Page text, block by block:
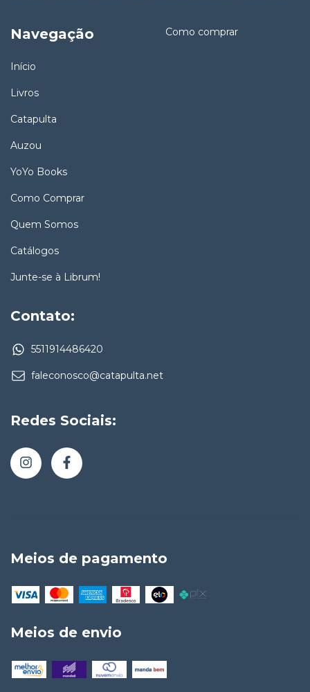
Navegação
Início
Livros
Catapulta
Auzou
YoYo Books
Como Comprar
Quem Somos
Catálogos
Junte-se à Librum!
Como comprar
Contato:
5511914486420
faleconosco@catapulta.net
Redes Sociais:
Meios de pagamento
Meios de envio